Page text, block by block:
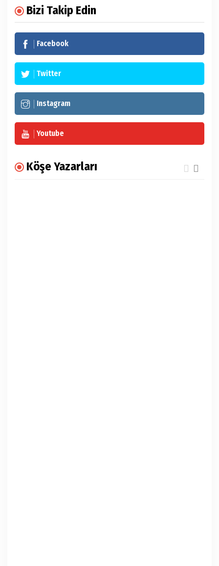
Bizi Takip Edin
Facebook
Twitter
Instagram
Youtube
Köşe Yazarları